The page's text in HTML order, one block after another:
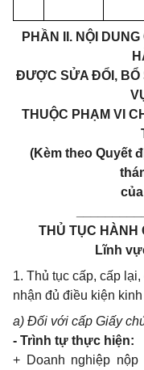
PHẦN II. NỘI
ĐƯỢC SỬA ĐỔI, BỔ
THUỘC PHẠM VI
(Kèm theo Quyết
THỦ TỤC HÀNH
Lĩnh
1. Thủ tục cấp, cấp
nhận đủ điều kiện
a) Đối với cấp Giấy
- Trình tự thực hiện:
+ Doanh nghiệp